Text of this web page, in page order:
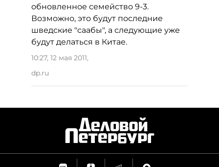
обновленное семейство 9-3.
Возможно, это будут последние
шведские "саабы", а следующие уже
будут делаться в Китае.
10:27, 12 мая 2011,
dp.ru